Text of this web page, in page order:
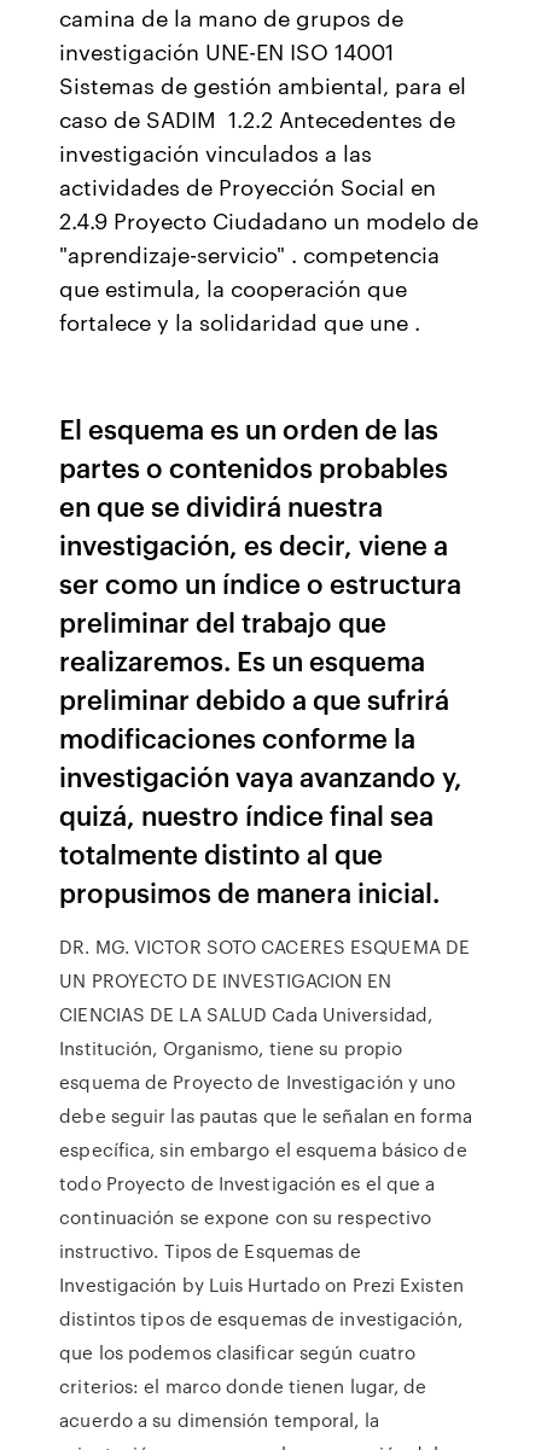
camina de la mano de grupos de
investigación UNE-EN ISO 14001
Sistemas de gestión ambiental, para el
caso de SADIM 1.2.2 Antecedentes de
investigación vinculados a las
actividades de Proyección Social en
2.4.9 Proyecto Ciudadano un modelo de
"aprendizaje-servicio" . competencia
que estimula, la cooperación que
fortalece y la solidaridad que une .
El esquema es un orden de las
partes o contenidos probables
en que se dividirá nuestra
investigación, es decir, viene a
ser como un índice o estructura
preliminar del trabajo que
realizaremos. Es un esquema
preliminar debido a que sufrirá
modificaciones conforme la
investigación vaya avanzando y,
quizá, nuestro índice final sea
totalmente distinto al que
propusimos de manera inicial.
DR. MG. VICTOR SOTO CACERES ESQUEMA DE
UN PROYECTO DE INVESTIGACION EN
CIENCIAS DE LA SALUD Cada Universidad,
Institución, Organismo, tiene su propio
esquema de Proyecto de Investigación y uno
debe seguir las pautas que le señalan en forma
específica, sin embargo el esquema básico de
todo Proyecto de Investigación es el que a
continuación se expone con su respectivo
instructivo. Tipos de Esquemas de
Investigación by Luis Hurtado on Prezi Existen
distintos tipos de esquemas de investigación,
que los podemos clasificar según cuatro
criterios: el marco donde tienen lugar, de
acuerdo a su dimensión temporal, la